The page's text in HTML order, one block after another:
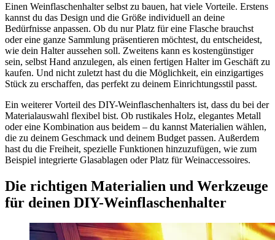
Einen Weinflaschenhalter selbst zu bauen, hat viele Vorteile. Erstens
kannst du das Design und die Größe individuell an deine
Bedürfnisse anpassen. Ob du nur Platz für eine Flasche brauchst
oder eine ganze Sammlung präsentieren möchtest, du entscheidest,
wie dein Halter aussehen soll. Zweitens kann es kostengünstiger
sein, selbst Hand anzulegen, als einen fertigen Halter im Geschäft zu
kaufen. Und nicht zuletzt hast du die Möglichkeit, ein einzigartiges
Stück zu erschaffen, das perfekt zu deinem Einrichtungsstil passt.
Ein weiterer Vorteil des DIY-Weinflaschenhalters ist, dass du bei der
Materialauswahl flexibel bist. Ob rustikales Holz, elegantes Metall
oder eine Kombination aus beidem – du kannst Materialien wählen,
die zu deinem Geschmack und deinem Budget passen. Außerdem
hast du die Freiheit, spezielle Funktionen hinzuzufügen, wie zum
Beispiel integrierte Glasablagen oder Platz für Weinaccessoires.
Die richtigen Materialien und Werkzeuge
für deinen DIY-Weinflaschenhalter